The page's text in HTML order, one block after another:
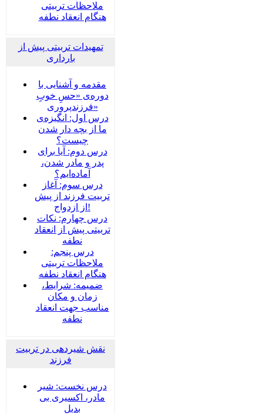
ملاحظات تربیتی
هنگام انعقاد نطفه
تمهیدات تربیتی پیش از
بارداری
مقدمه و آشنایی با
دوره‌ی «حسِ خوبِ
فرزندپروری»
درس اول: انگیزه‌ی
ما از بچه دار شدن
چیست؟
درس دوم: آیا برای
پدر و مادر شدن،
آماده‌ایم؟
درس سوم: آغاز
تربیت فرزند از پیش
از ازدواج!
درس چهارم: نکات
تربیتی پیش از انعقاد
نطفه
درس پنجم:
ملاحظات تربیتی
هنگام انعقاد نطفه
ضمیمه‌: شرایط،
زمان و مکان
مناسب جهت انعقاد
نطفه
نقش شیردهی در تربیت
فرزند
درس نخست: شیر
مادر، اکسیری بی
بدیل